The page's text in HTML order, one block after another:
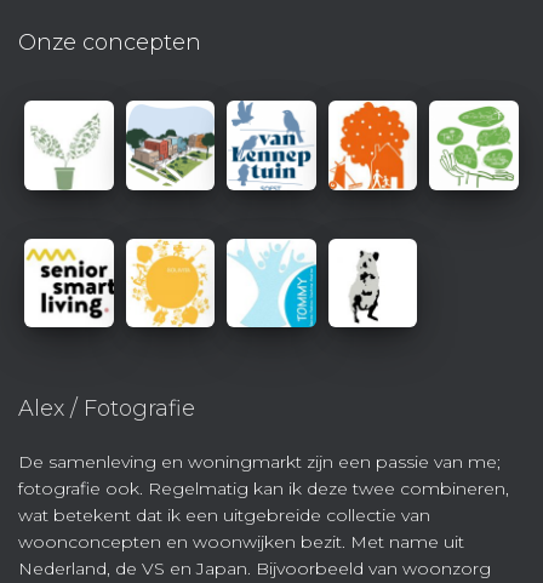
Onze concepten
Alex / Fotografie
De samenleving en woningmarkt zijn een passie van me;
fotografie ook. Regelmatig kan ik deze twee combineren,
wat betekent dat ik een uitgebreide collectie van
woonconcepten en woonwijken bezit. Met name uit
Nederland, de VS en Japan. Bijvoorbeeld van woonzorg